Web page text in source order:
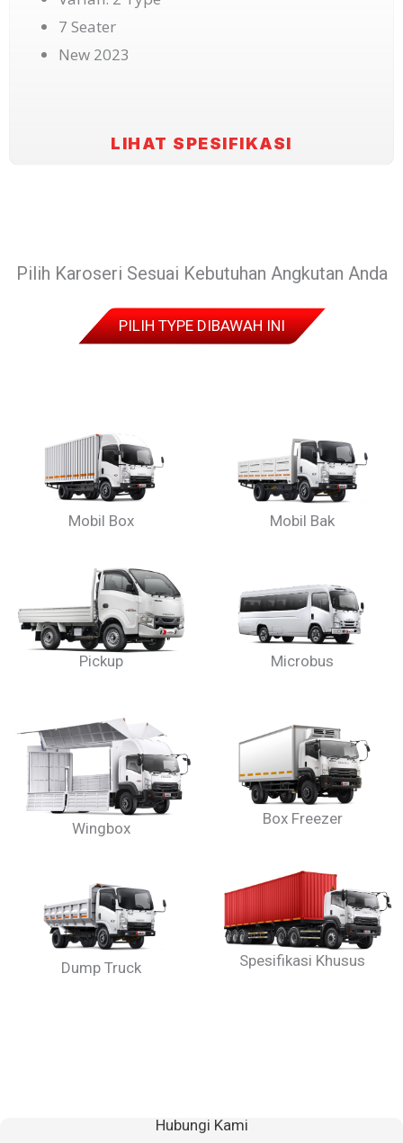
7 Seater
New 2023
LIHAT SPESIFIKASI
Pilih Karoseri Sesuai Kebutuhan Angkutan Anda
PILIH TYPE DIBAWAH INI
Mobil Box Mobil Bak
Pickup Microbus
Wingbox
Box Freezer
Dump Truck Spesifikasi Khusus
Hubungi Kami